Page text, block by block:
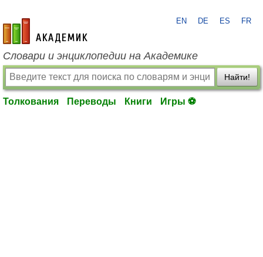
academic.ru
EN DE ES FR
Словари и энциклопедии на Академике
Найти!
Толкования Переводы Книги Игры ⚽